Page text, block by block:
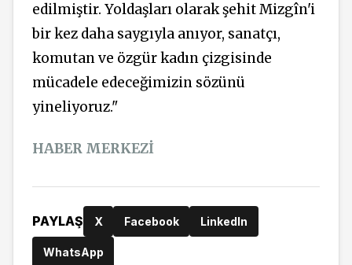
edilmiştir. Yoldaşları olarak şehit Mizgîn'i
bir kez daha saygıyla anıyor, sanatçı,
komutan ve özgür kadın çizgisinde
mücadele edeceğimizin sözünü
yineliyoruz."
HABER MERKEZİ
PAYLAŞ X Facebook LinkedIn
WhatsApp